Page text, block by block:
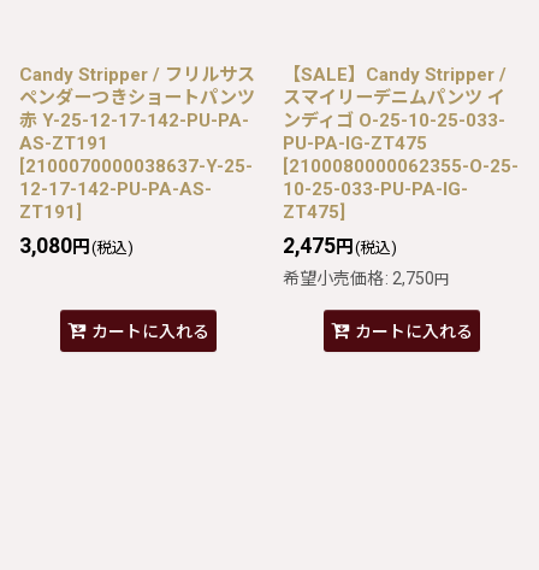
Candy Stripper / フリルサス
ペンダーつきショートパンツ
赤 Y-25-12-17-142-PU-PA-
AS-ZT191
[2100070000038637-Y-25-
12-17-142-PU-PA-AS-
ZT191 ]
3,080円 (税込)
カートに入れる
【SALE】Candy Stripper /
スマイリーデニムパンツ イ
ンディゴ O-25-10-25-033-
PU-PA-IG-ZT475
[2100080000062355-O-25-
10-25-033-PU-PA-IG-
ZT475]
2,475円 (税込)
希望小売価格: 2,750円
カートに入れる